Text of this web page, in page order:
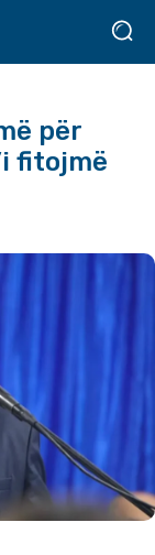
për
fitojmë